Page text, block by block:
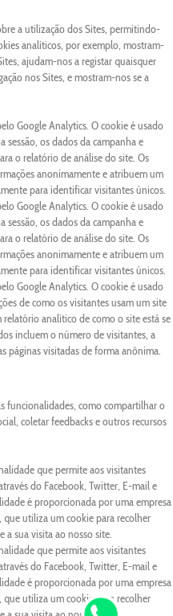
a utilização dos Sites, permitindo-
analíticos, por exemplo, mostram-
ajudam-nos a registar quaisquer
nos Sites, e mostram-nos se a
Google Analytics. O cookie é usado
sessão, os dados da campanha e
o relatório de análise do site. Os
anonimamente e atribuem um
para identificar visitantes únicos.
Google Analytics. O cookie é usado
sessão, os dados da campanha e
o relatório de análise do site. Os
anonimamente e atribuem um
para identificar visitantes únicos.
Google Analytics. O cookie é usado
de como os visitantes usam um site
relatório analítico de como o site está se
incluem o número de visitantes, a
páginas visitadas de forma anônima.
funcionalidades, como compartilhar o
coletar feedbacks e outros recursos
que permite aos visitantes
do Facebook, Twitter, E-mail e
é proporcionada por uma empresa
utiliza um cookie para recolher
sua visita ao nosso site.
que permite aos visitantes
do Facebook, Twitter, E-mail e
é proporcionada por uma empresa
utiliza um cookie para recolher